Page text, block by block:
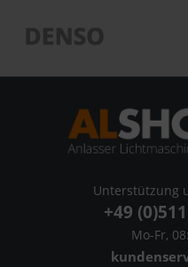
Unterstützung
+49
Mo-Fr,